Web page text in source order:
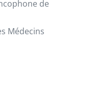
de
Médecins